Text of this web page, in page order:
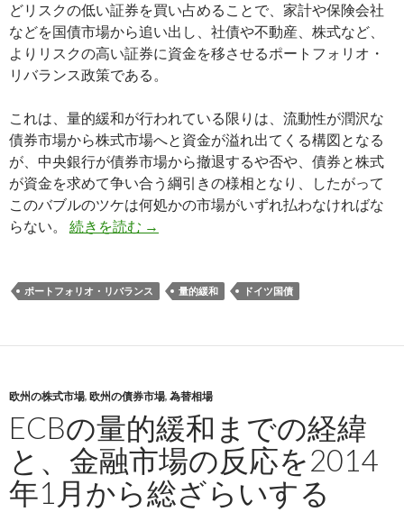
どリスクの低い証券を買い占めることで、家計や保険会社
などを国債市場から追い出し、社債や不動産、株式など、
よりリスクの高い証券に資金を移させるポートフォリオ・
リバランス政策である。
これは、量的緩和が行われている限りは、流動性が潤沢な
債券市場から株式市場へと資金が溢れ出てくる構図となる
が、中央銀行が債券市場から撤退するや否や、債券と株式
が資金を求めて争い合う綱引きの様相となり、したがって
このバブルのツケは何処かの市場がいずれ払わなければな
らない。 続きを読む ドイツだけが量的緩和バブルを軟着陸
→
ポートフォリオ・リバランス 量的緩和 ドイツ国債
欧州の株式市場, 欧州の債券市場, 為替相場
ECBの量的緩和までの経緯
と、金融市場の反応を2014
年1月から総ざらいする